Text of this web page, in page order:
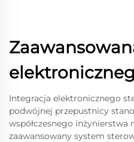
Integracja elektronicznego
podwójnej przepustnicy
współczesnego inżynierstwa
zaawansowany system